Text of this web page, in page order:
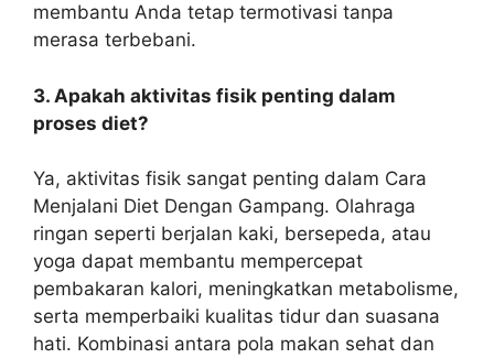
membantu Anda tetap termotivasi tanpa
merasa terbebani.
3. Apakah aktivitas fisik penting dalam
proses diet?
Ya, aktivitas fisik sangat penting dalam Cara
Menjalani Diet Dengan Gampang. Olahraga
ringan seperti berjalan kaki, bersepeda, atau
yoga dapat membantu mempercepat
pembakaran kalori, meningkatkan metabolisme,
serta memperbaiki kualitas tidur dan suasana
hati. Kombinasi antara pola makan sehat dan